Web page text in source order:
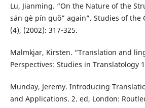
Lu, Jianming. “On the Nature of the
sān gè pín guǒ” again”. Studies of the
(4), (2002): 317-325.
Malmkjar, Kirsten. “Translation and
Perspectives: Studies in Translatology
Munday, Jeremy. Introducing
and Applications. 2. ed, London: